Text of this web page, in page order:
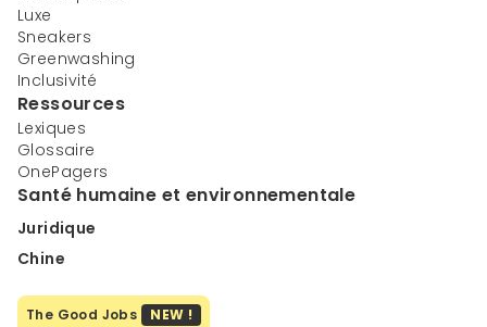
Luxe
Sneakers
Greenwashing
Inclusivité
Ressources
Lexiques
Glossaire
OnePagers
Santé humaine et environnementale
Juridique
Chine
The Good Jobs NEW !